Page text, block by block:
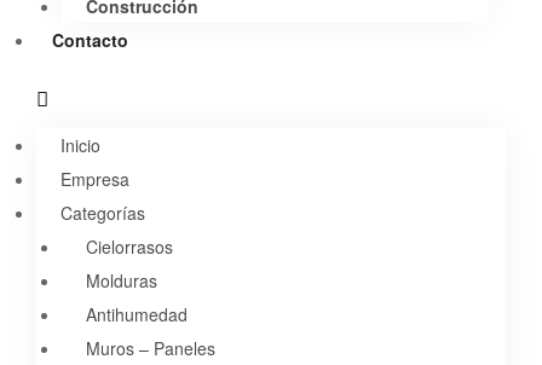
Construcción
Contacto
Inicio
Empresa
Categorías
Cielorrasos
Molduras
Antihumedad
Muros – Paneles